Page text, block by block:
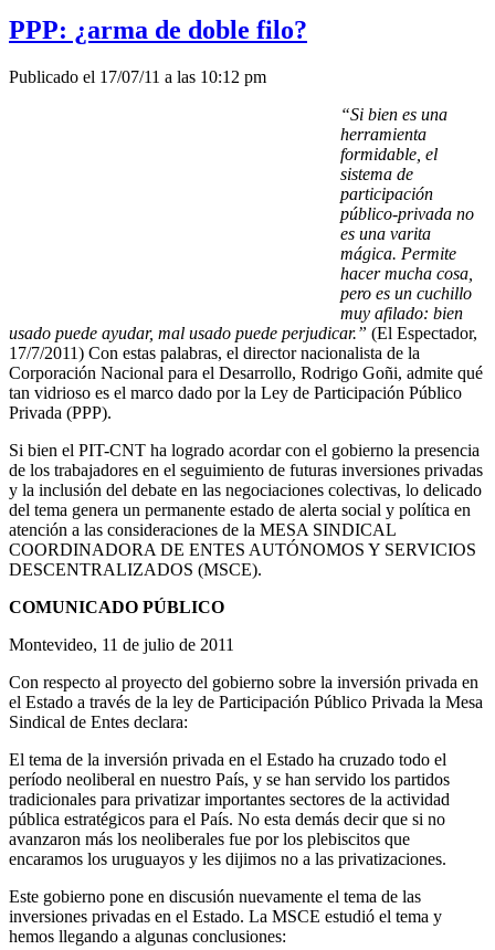
PPP: ¿arma de doble filo?
Publicado el 17/07/11 a las 10:12 pm
“Si bien es una
herramienta
formidable, el
sistema de
participación
público-privada no
es una varita
mágica. Permite
hacer mucha cosa,
pero es un cuchillo
muy afilado: bien
usado puede ayudar, mal usado puede perjudicar.” (El Espectador,
17/7/2011) Con estas palabras, el director nacionalista de la
Corporación Nacional para el Desarrollo, Rodrigo Goñi, admite qué
tan vidrioso es el marco dado por la Ley de Participación Público
Privada (PPP).
Si bien el PIT-CNT ha logrado acordar con el gobierno la presencia
de los trabajadores en el seguimiento de futuras inversiones privadas
y la inclusión del debate en las negociaciones colectivas, lo delicado
del tema genera un permanente estado de alerta social y política en
atención a las consideraciones de la MESA SINDICAL
COORDINADORA DE ENTES AUTÓNOMOS Y SERVICIOS
DESCENTRALIZADOS (MSCE).
COMUNICADO PÚBLICO
Montevideo, 11 de julio de 2011
Con respecto al proyecto del gobierno sobre la inversión privada en
el Estado a través de la ley de Participación Público Privada la Mesa
Sindical de Entes declara:
El tema de la inversión privada en el Estado ha cruzado todo el
período neoliberal en nuestro País, y se han servido los partidos
tradicionales para privatizar importantes sectores de la actividad
pública estratégicos para el País. No esta demás decir que si no
avanzaron más los neoliberales fue por los plebiscitos que
encaramos los uruguayos y les dijimos no a las privatizaciones.
Este gobierno pone en discusión nuevamente el tema de las
inversiones privadas en el Estado. La MSCE estudió el tema y
hemos llegando a algunas conclusiones: